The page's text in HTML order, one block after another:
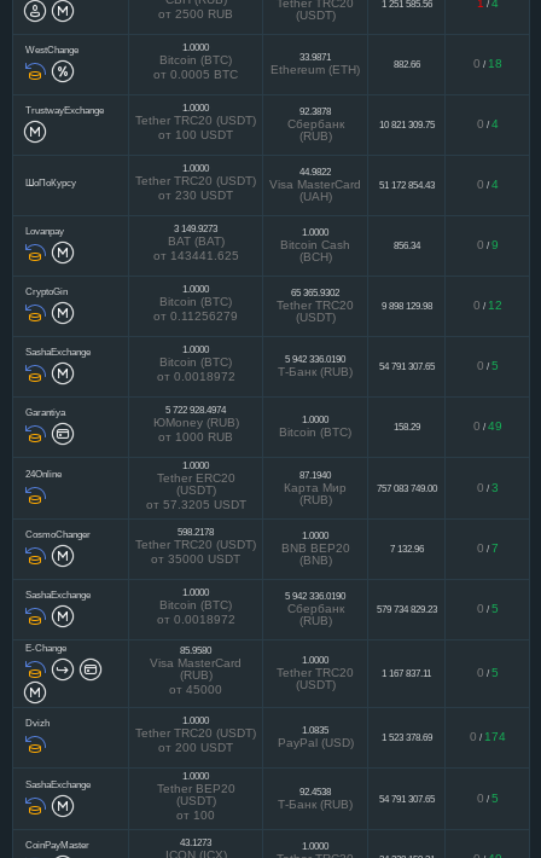
от 2500 RUB
Tether TRC20
(USDT)
1 251 585.56 1 / 4
WestChange 1.0000
Bitcoin (BTC)
от 0.0005 BTC
33.9871
Ethereum (ETH) 882.66 0 / 18
TrustwayExchange 1.0000
Tether TRC20 (USDT)
от 100 USDT
92.3878
Сбербанк
(RUB)
10 821 309.75 0 / 4
ШоПоКурсу
1.0000
Tether TRC20 (USDT)
от 230 USDT
44.9822
Visa MasterCard
(UAH)
51 172 854.43 0 / 4
Lovanpay 3 149.9273
BAT (BAT)
от 143441.625
1.0000
Bitcoin Cash
(BCH)
856.34 0 / 9
CryptoGin 1.0000
Bitcoin (BTC)
от 0.11256279
65 365.9302
Tether TRC20
(USDT)
9 898 129.98 0 / 12
SashaExchange 1.0000
Bitcoin (BTC)
от 0.0018972
5 942 336.0190
Т-Банк (RUB) 54 791 307.65 0 / 5
Garantiya 5 722 928.4974
ЮMoney (RUB)
от 1000 RUB
1.0000
Bitcoin (BTC) 158.29 0 / 49
24Online
1.0000
Tether ERC20
(USDT)
от 57.3205 USDT
87.1940
Карта Мир
(RUB)
757 083 749.00 0 / 3
CosmoChanger 598.2178
Tether TRC20 (USDT)
от 35000 USDT
1.0000
BNB BEP20
(BNB)
7 132.96 0 / 7
SashaExchange 1.0000
Bitcoin (BTC)
от 0.0018972
5 942 336.0190
Сбербанк
(RUB)
579 734 829.23 0 / 5
E-Change 85.9580
Visa MasterCard
(RUB)
от 45000
1.0000
Tether TRC20
(USDT)
1 167 837.11 0 / 5
Dvizh 1.0000
Tether TRC20 (USDT)
от 200 USDT
1.0835
PayPal (USD) 1 523 378.69 0 / 174
SashaExchange
1.0000
Tether BEP20
(USDT)
от 100
92.4538
Т-Банк (RUB) 54 791 307.65 0 / 5
CoinPayMaster 43.1273
ICON (ICX)
1.0000